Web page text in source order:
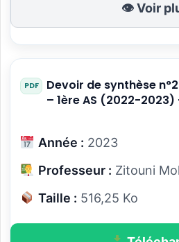
👁 Voir
Devoir de synthèse
– 1ère AS (2022-2023)
Année : 2023
Professeur : Zitouni
Taille : 516,25 Ko